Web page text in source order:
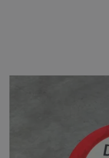
U kunt bij ons
goederen. Naast